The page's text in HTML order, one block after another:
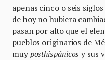
apenas cinco o seis
de hoy no hubiera
pasan por alto que el
pueblos originarios de
muy posthispánicos y sus